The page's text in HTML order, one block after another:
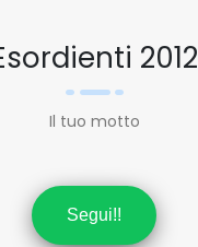
2012
Il tuo motto
Segui!!